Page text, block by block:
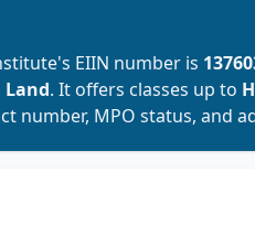
EIIN number is
Land. It offers classes up to
number, MPO status, and